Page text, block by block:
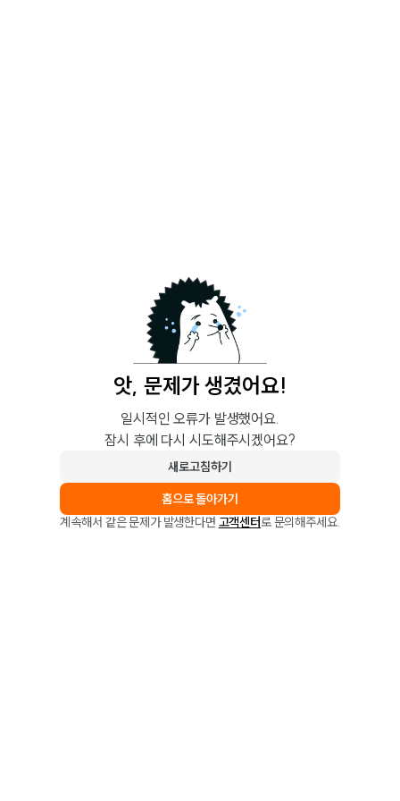
앗, 문제가 생겼어요!
일시적인 오류가 발생했어요.
잠시 후에 다시 시도해주시겠어요?
새로고침하기
홈으로 돌아가기
계속해서 같은 문제가 발생한다면 고객센터로 문의해주세요.